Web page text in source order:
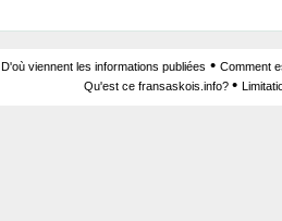
D'où viennent les informations publiées • Comment
Qu'est ce fransaskois.info? •